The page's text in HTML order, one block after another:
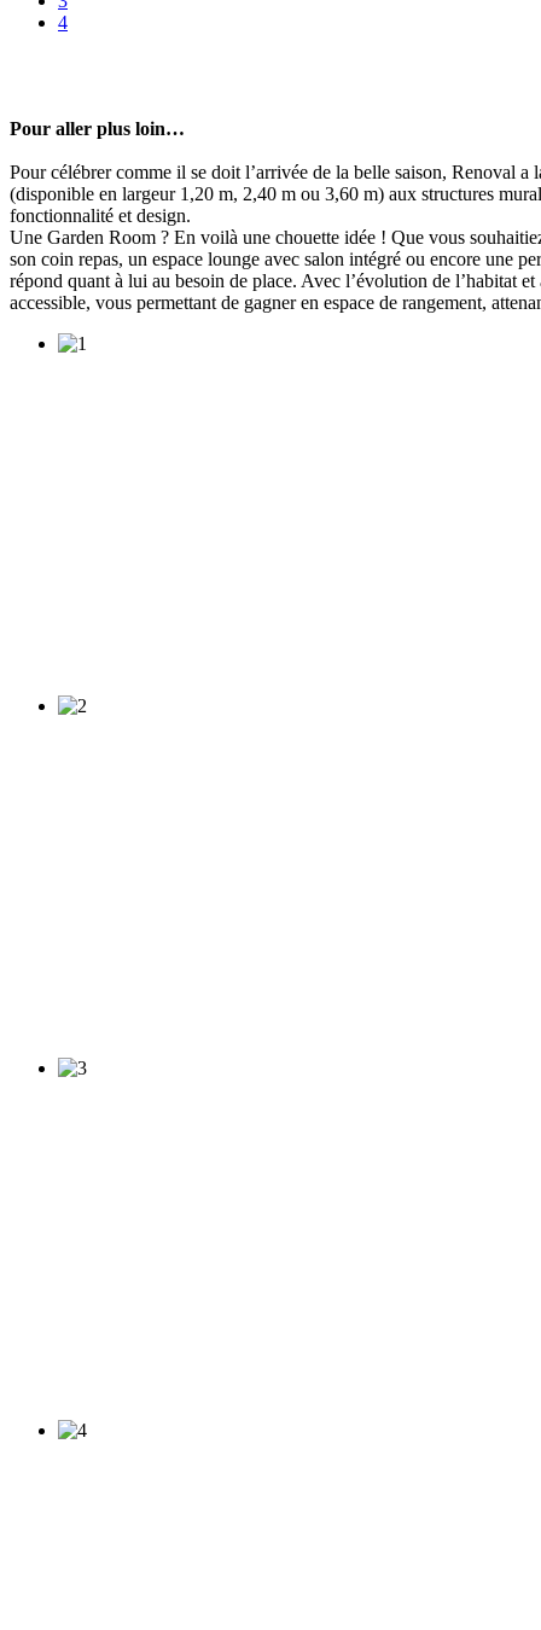
4
Pour aller plus loin…
Pour célébrer comme il se doit l’arrivée de la belle saison, Renoval
(disponible en largeur 1,20 m, 2,40 m ou 3,60 m) aux structures
fonctionnalité et design.
Une Garden Room ? En voilà une chouette idée ! Que vous
son coin repas, un espace lounge avec salon intégré ou encore une
répond quant à lui au besoin de place. Avec l’évolution de l’habitat
accessible, vous permettant de gagner en espace de rangement,